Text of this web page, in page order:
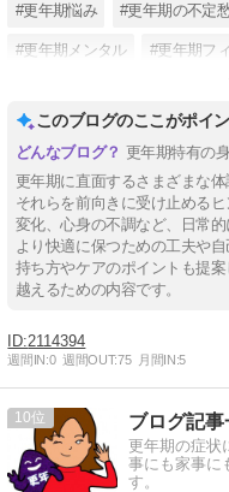
#更年期悩み #更年期の不定
#更年期メンタル #更年期フ
このブログのここがポイ
更年期特有の
更年期に直面するさまざまな
それらを前向きに受け止める
変化、心身の不調など、日常
より快適に保つための工夫や
持ち方やケアのポイントも提
越えるための内容です。
2114394
週間IN:0 週間OUT:75 月間IN:5
10
更年期の症状
事にも家事に
す。